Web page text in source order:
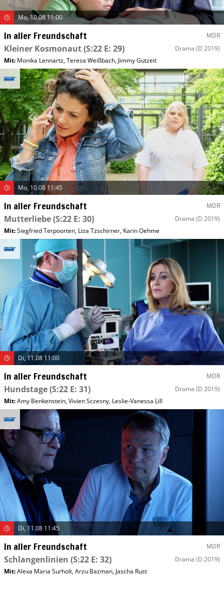
Mo, 10.08 11:00
In aller Freundschaft MDR
Kleiner Kosmonaut(S:22 E: 29) Drama (D 2019)
Mit: Monika Lennartz,Teresa Weißbach, Jimmy Gutzeit
Mo, 10.08 11:45
In aller Freundschaft MDR
Mutterliebe(S:22 E: 30) Drama (D 2019)
Mit:Siegfried Terpoorten, Liza Tzschirner, Karin Oehme
Di, 11.08 11:00
In aller Freundschaft MDR
Hundstage(S:22 E: 31) Drama (D 2019)
Mit:Amy Benkenstein,Vivien Sczesny, Leslie-Vanessa Lill
Di, 11.08 11:45
In aller Freundschaft MDR
Schlangenlinien (S:22 E: 32) Drama (D 2019)
Mit:Alexa Maria Surholt,Arzu Bazman, Jascha Rust